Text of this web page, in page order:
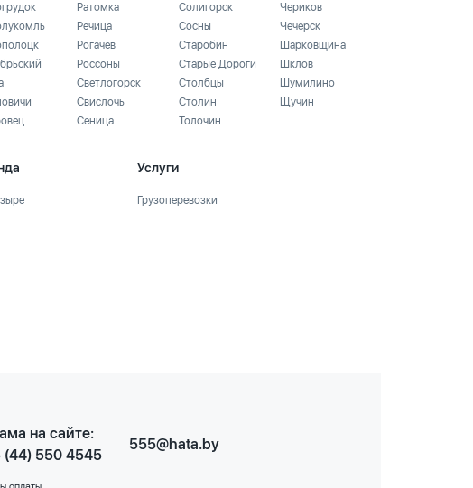
Ратомка
Речица
Рогачев
Россоны
Светлогорск
Свислочь
Сеница
Солигорск
Сосны
Старобин
Старые Дороги
Столбцы
Столин
Толочин
Чериков
Чечерск
Шарковщина
Шклов
Шумилино
Щучин
Услуги
Грузоперевозки
на сайте:
(44) 550 4545
555@hata.by